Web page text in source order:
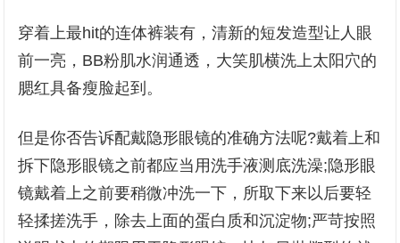
穿着上最hit的连体裤装有，清新的短发造型让人眼
前一亮，BB粉肌水润通透，大笑肌横洗上太阳穴的
腮红具备瘦脸起到。
但是你否告诉配戴隐形眼镜的准确方法呢?戴着上和
拆下隐形眼镜之前都应当用洗手液测底洗澡;隐形眼
镜戴着上之前要稍微冲洗一下，所取下来以后要轻
轻揉搓洗手，除去上面的蛋白质和沉淀物;严苛按照